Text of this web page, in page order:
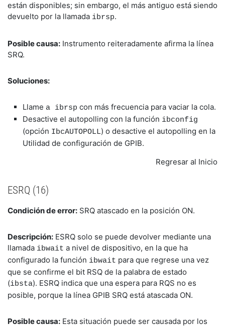
están disponibles; sin embargo, el más antiguo está siendo
devuelto por la llamada ibrsp.
Posible causa: Instrumento reiteradamente afirma la línea
SRQ.
Soluciones:
Llame a ibrsp con más frecuencia para vaciar la cola.
Desactive el autopolling con la función ibconfig
(opción IbcAUTOPOLL) o desactive el autopolling en la
Utilidad de configuración de GPIB.
Regresar al Inicio
ESRQ (16)
Condición de error: SRQ atascado en la posición ON.
Descripción: ESRQ solo se puede devolver mediante una
llamada ibwait a nivel de dispositivo, en la que ha
configurado la función ibwait para que regrese una vez
que se confirme el bit RSQ de la palabra de estado
(ibsta). ESRQ indica que una espera para RQS no es
posible, porque la línea GPIB SRQ está atascada ON.
Posible causa: Esta situación puede ser causada por los